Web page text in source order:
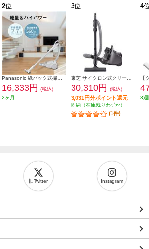
2位
16,333円
(税込)
2ヶ月
3位
30,310円 (税込)
3,031円分ポイント還元
即納（在庫残りわずか）
(1件)
4
3週
旧Twitter Instagram